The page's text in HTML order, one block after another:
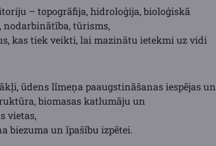
– topogrāfija, hidroloģija, bioloģiskā
nodarbinātība, tūrisms,
kas tiek veikti, lai mazinātu ietekmi uz vidi
ūdens līmeņa paaugstināšanas iespējas un
biomasas katlumāju un
vietas,
biezuma un īpašību izpētei.